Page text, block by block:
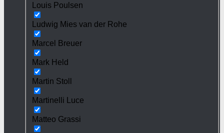
Louis Poulsen
Ludwig Mies van der Rohe
Marcel Breuer
Mark Held
Martin Stoll
Martinelli Luce
Matteo Grassi